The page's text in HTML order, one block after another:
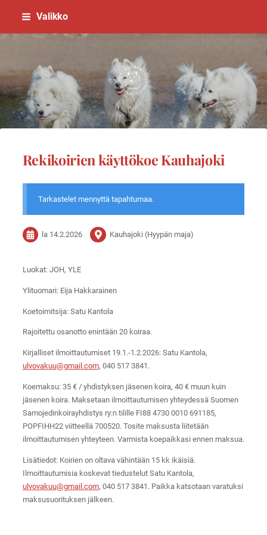
Siirry
Valikko
Suomen
Rekikoirien käyttökoe Kauhajoki
Tarkastelet mennyttä tapahtumaa.
la 14.2.2026 Kauhajoki (Hyypän maja)
Luokat: JOH, YLE
Ylituomari: Eija Hakkarainen
Koetoimitsija: Satu Kantola
Rajoitettu osanotto enintään 20 koiraa.
Kirjalliset ilmoittautumiset 19.1.-1.2.2026: Satu Kantola,
ulvovakuu@gmail.com, 040 517 3841.
Koemaksu: 35 € / yhdistyksen jäsenen koira, 40 € muun kuin
jäsenen koira. Maksetaan ilmoittautumisen yhteydessä Suomen
Samojedinkoirayhdistys ry:n tilille FI88 4730 0010 691185,
POPFIHH22 viitteellä 700520. Tosite maksusta liitetään
ilmoittautumisen yhteyteen. Varmista koepaikkasi ennen maksua.
Lisätiedot: Koirien on oltava vähintään 15 kk ikäisiä.
Ilmoittautumisia koskevat tiedustelut Satu Kantola,
ulvovakuu@gmail.com, 040 517 3841. Paikka katsotaan varatuksi
maksusuorituksen jälkeen.